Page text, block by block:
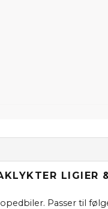
LIGIER
Passer til